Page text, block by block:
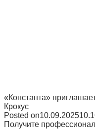
«Константа»
Крокус
Posted on10.09.2025
Получите